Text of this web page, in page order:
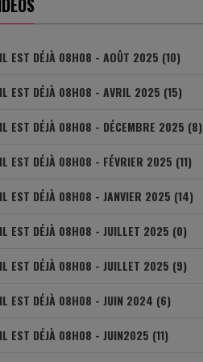
IL EST DÉJÀ 08H08 - AOÛT 2025 (10)
IL EST DÉJÀ 08H08 - AVRIL 2025 (15)
IL EST DÉJÀ 08H08 - DÉCEMBRE 2025 (8)
IL EST DÉJÀ 08H08 - FÉVRIER 2025 (11)
IL EST DÉJÀ 08H08 - JANVIER 2025 (14)
IL EST DÉJÀ 08H08 - JUILLET 2025 (0)
IL EST DÉJÀ 08H08 - JUILLET 2025 (9)
IL EST DÉJÀ 08H08 - JUIN 2024 (6)
IL EST DÉJÀ 08H08 - JUIN2025 (11)